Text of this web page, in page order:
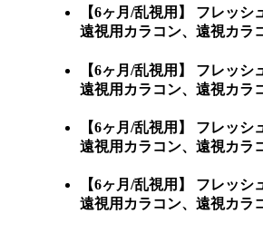
【6ヶ月/乱視用】 フレッ
遠視用カラコン、遠視カラ
【6ヶ月/乱視用】 フレッ
遠視用カラコン、遠視カラ
【6ヶ月/乱視用】 フレッ
遠視用カラコン、遠視カラ
【6ヶ月/乱視用】 フレッ
遠視用カラコン、遠視カラ